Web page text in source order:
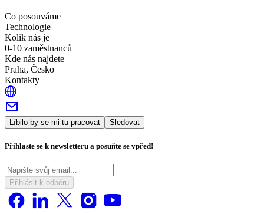
Co posouváme
Technologie
Kolik nás je
0-10 zaměstnanců
Kde nás najdete
Praha, Česko
Kontakty
Líbilo by se mi tu pracovat Sledovat
Přihlaste se k newsletteru a posuňte se vpřed!
Přihlásit k odběru